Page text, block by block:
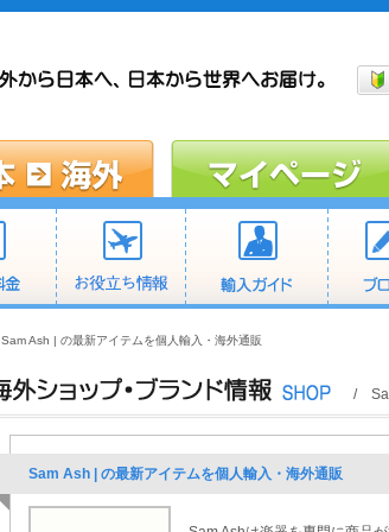
Sam Ash | の最新アイテムを個人輸入・海外通販
/
Sam Ash | の最新アイテムを個人輸入・海外通販